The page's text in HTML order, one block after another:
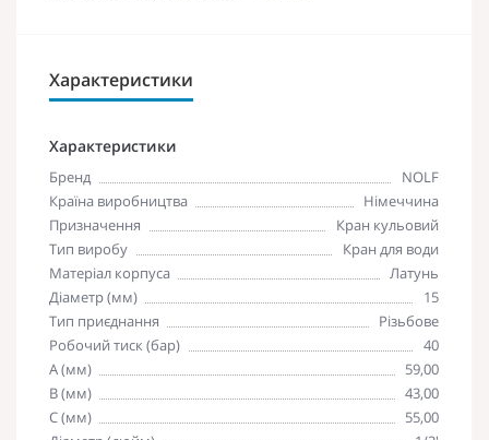
Характеристики
Характеристики
Бренд
NOLF
Країна виробництва
Німеччина
Призначення
Кран кульовий
Тип виробу
Кран для води
Матеріал корпуса
Латунь
Діаметр (мм)
15
Тип приєднання
Різьбове
Робочий тиск (бар)
40
A (мм)
59,00
B (мм)
43,00
C (мм)
55,00